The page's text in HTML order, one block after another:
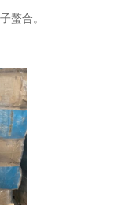
螯合。